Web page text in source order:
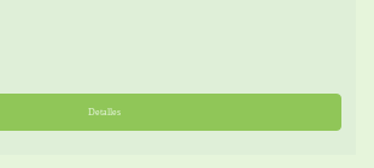
Detalles